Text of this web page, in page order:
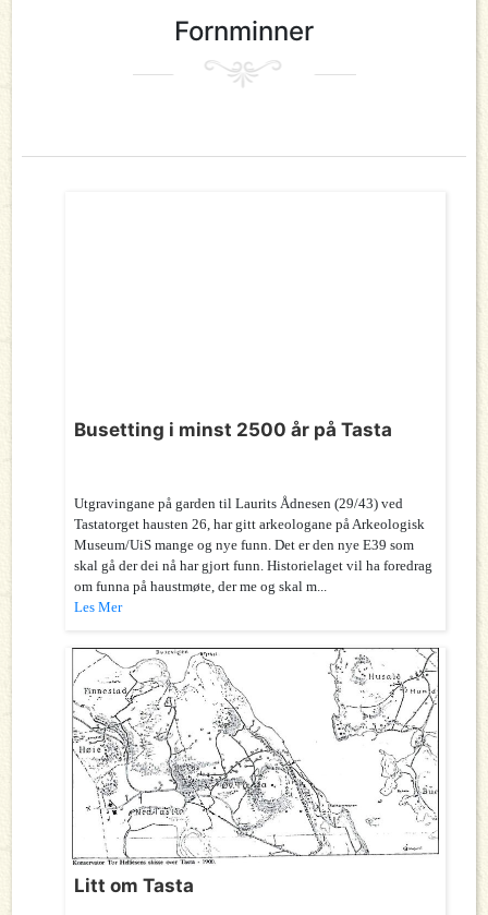
Fornminner
Busetting i minst 2500 år på Tasta
Utgravingane på garden til Laurits Ådnesen (29/43) ved
Tastatorget hausten 26, har gitt arkeologane på Arkeologisk
Museum/UiS mange og nye funn. Det er den nye E39 som
skal gå der dei nå har gjort funn. Historielaget vil ha foredrag
om funna på haustmøte, der me og skal m...
Les Mer
Litt om Tasta